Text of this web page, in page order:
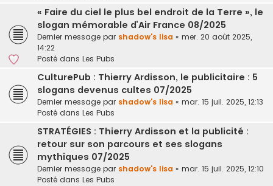
« Faire du ciel le plus bel endroit de la Terre », le
slogan mémorable d’Air France 08/2025
Dernier message par shadow's lisa « mer. 20 août 2025,
14:22
Posté dans Les Pubs
CulturePub : Thierry Ardisson, le publicitaire : 5
slogans devenus cultes 07/2025
Dernier message par shadow's lisa « mar. 15 juil. 2025, 12:13
Posté dans Les Pubs
STRATÉGIES : Thierry Ardisson et la publicité :
retour sur son parcours et ses slogans
mythiques 07/2025
Dernier message par shadow's lisa « mar. 15 juil. 2025, 12:10
Posté dans Les Pubs